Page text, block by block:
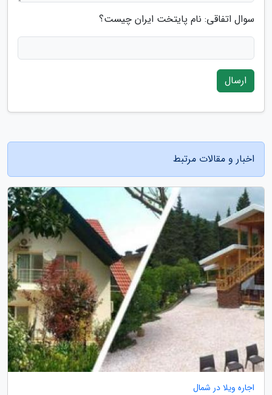
سوال اتفاقی: نام پایتخت ایران چیست؟
ارسال
اخبار و مقالات مرتبط
اجاره ویلا در شمال